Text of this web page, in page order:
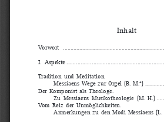
Inhalt
Vorwort  ......
I.  Aspekte
Tradition  und  Meditation.
Messiaens Wege zur Orgel (B. M.*)
Der  Komponist  als  Theologe.
Zu  Messiaens  Musikotheologie  (M. H.)
Vom  Reiz  der  Unmöglichkeiten.
Anmerkungen zu den Modi Messiaens (L.